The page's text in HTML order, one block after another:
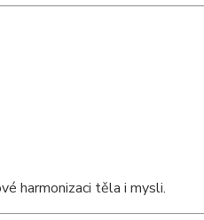
harmonizaci těla i mysli.